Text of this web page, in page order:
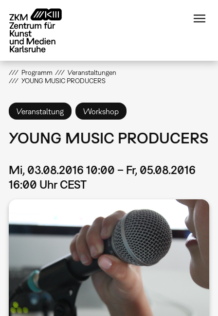
zum
Inhalt
Programm
Veranstaltungen
YOUNG MUSIC PRODUCERS
Veranstaltung Workshop
YOUNG MUSIC PRODUCERS
Mi, 03.08.2016 10:00 – Fr, 05.08.2016
16:00 Uhr CEST